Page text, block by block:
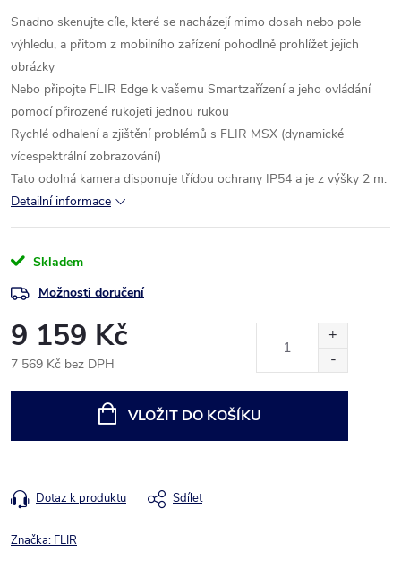
Snadno skenujte cíle, které se nacházejí mimo dosah nebo pole
výhledu, a přitom z mobilního zařízení pohodlně prohlížet jejich
obrázky
Nebo připojte FLIR Edge k vašemu Smartzařízení a jeho ovládání
pomocí přirozené rukojeti jednou rukou
Rychlé odhalení a zjištění problémů s FLIR MSX (dynamické
vícespektrální zobrazování)
Tato odolná kamera disponuje třídou ochrany IP54 a je z výšky 2 m.
Detailní informace
Skladem
Možnosti doručení
9 159 Kč
7 569 Kč bez DPH
VLOŽIT DO KOŠÍKU
Dotaz k produktu Sdílet
Značka: FLIR